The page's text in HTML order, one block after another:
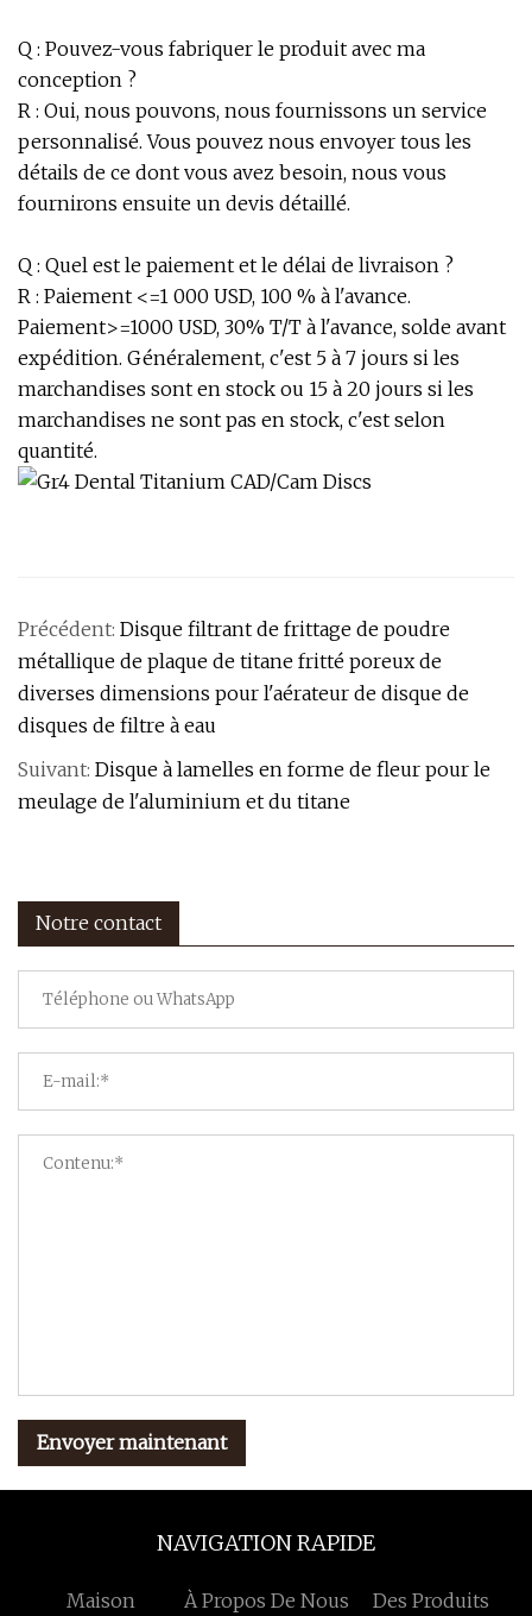
Q : Pouvez-vous fabriquer le produit avec ma
conception ?
R : Oui, nous pouvons, nous fournissons un service
personnalisé. Vous pouvez nous envoyer tous les
détails de ce dont vous avez besoin, nous vous
fournirons ensuite un devis détaillé.
Q : Quel est le paiement et le délai de livraison ?
R : Paiement <=1 000 USD, 100 % à l'avance.
Paiement>=1000 USD, 30% T/T à l'avance, solde avant
expédition. Généralement, c'est 5 à 7 jours si les
marchandises sont en stock ou 15 à 20 jours si les
marchandises ne sont pas en stock, c'est selon
quantité.
Précédent: Disque filtrant de frittage de poudre
métallique de plaque de titane fritté poreux de
diverses dimensions pour l'aérateur de disque de
disques de filtre à eau
Suivant: Disque à lamelles en forme de fleur pour le
meulage de l'aluminium et du titane
Notre contact
Envoyer maintenant
NAVIGATION RAPIDE
Maison À Propos De Nous Des Produits